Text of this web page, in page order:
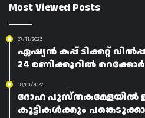
Most Viewed Posts
27/11/2023
ഏഷ്യൻ കപ്പ് ടിക്കറ്റ്
24 മണിക്കൂറിൽ
18/01/2022
ദോഹ പുസ്തകമേളയിൽ
കുട്ടികൾക്കും